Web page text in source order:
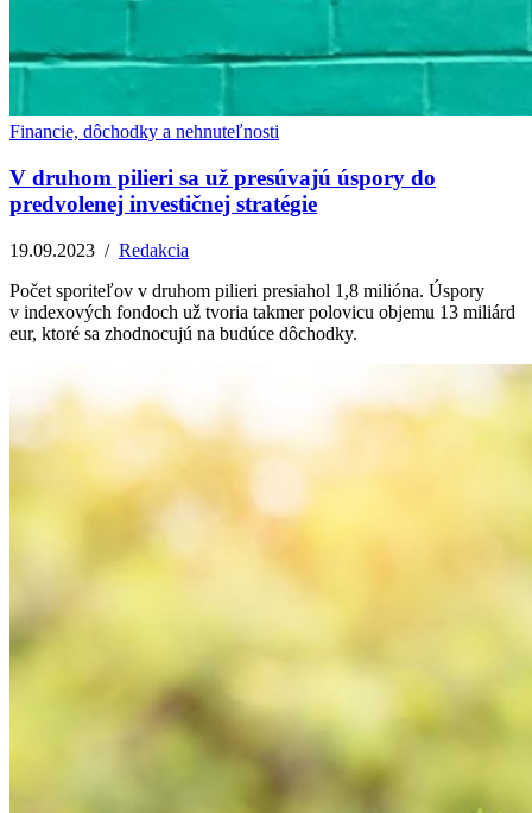
Financie, dôchodky a nehnuteľnosti
V druhom pilieri sa už presúvajú úspory do
predvolenej investičnej stratégie
19.09.2023 / Redakcia
Počet sporiteľov v druhom pilieri presiahol 1,8 milióna. Úspory
v indexových fondoch už tvoria takmer polovicu objemu 13 miliárd
eur, ktoré sa zhodnocujú na budúce dôchodky.